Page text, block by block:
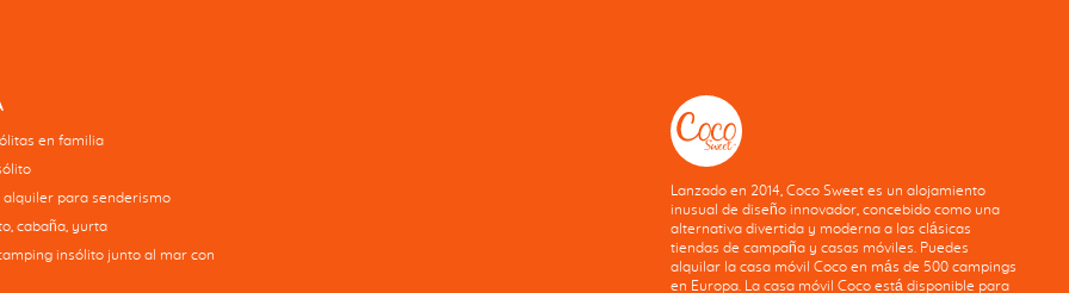
en familia
alquiler para senderismo
cabaña, yurta
insólito junto al mar con
Lanzado en 2014, Coco Sweet es un alojamiento
inusual de diseño innovador, concebido como una
alternativa divertida y moderna a las clásicas
tiendas de campaña y casas móviles. Puedes
alquilar la casa móvil Coco en más de 500 campings
en Europa. La casa móvil Coco está disponible para